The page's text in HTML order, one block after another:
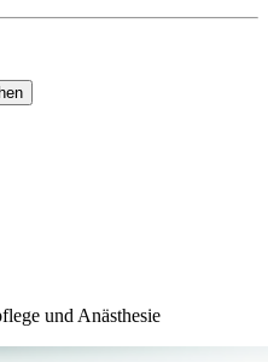
und Anästhesie